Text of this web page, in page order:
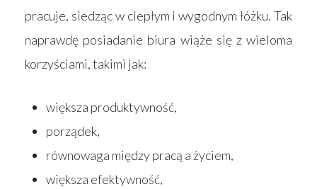
pracuje, siedząc w ciepłym i wygodnym łóżku. Tak
naprawdę posiadanie biura wiąże się z wieloma
korzyściami, takimi jak:
większa produktywność,
porządek,
równowaga między pracą a życiem,
większa efektywność,